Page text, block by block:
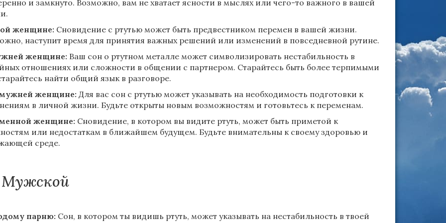
и замкнуто. Возможно, вам не хватает ясности в мыслях или чего-то важного в вашей
женщине: Сновидение с ртутью может быть предвестником перемен в вашей жизни.
наступит время для принятия важных решений или изменений в повседневной рутине.
женщине: Ваш сон о ртутном металле может символизировать нестабильность в
отношениях или сложности в общении с партнером. Старайтесь быть более терпимыми
найти общий язык в разговоре.
женщине: Для вас сон с ртутью может указывать на необходимость подготовки к
в личной жизни. Будьте открыты новым возможностям и готовьтесь к переменам.
женщине: Сновидение, в котором вы видите ртуть, может быть приметой к
или недостаткам в ближайшем будущем. Будьте внимательны к своему здоровью и
среде.
Мужской
парню: Сон, в котором ты видишь ртуть, может указывать на нестабильность в твоей